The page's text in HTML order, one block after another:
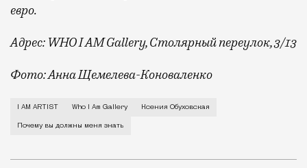
евро.
Адрес: WHO I AM Gallery, Столярный переулок, 3/13
Фото: Анна Щемелева-Коноваленко
Я родилась на юге Москвы, в месте, куда совсем
I AM ARTIST Who I Am Gallery Ксения Обуховская
Почему вы должны меня знать